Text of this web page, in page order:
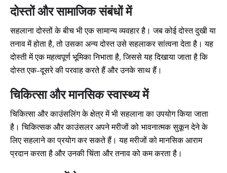
दोस्तों और सामाजिक संबंधों में
सहलाना दोस्तों के बीच भी एक सामान्य व्यवहार है। जब कोई दोस्त दुखी या
तनाव में होता है, तो उसका अन्य दोस्त उसे सहलाकर सांत्वना देता है। यह
दोस्ती में एक महत्वपूर्ण भूमिका निभाता है, जिससे यह दिखाया जाता है कि
दोस्त एक-दूसरे की परवाह करते हैं और उनके साथ हैं।
चिकित्सा और मानसिक स्वास्थ्य में
चिकित्सा और काउंसलिंग के क्षेत्र में भी सहलाना का उपयोग किया जाता
है। चिकित्सक और काउंसलर अपने मरीजों को भावनात्मक सुकून देने के
लिए सहलाने का प्रयोग कर सकते हैं। यह मरीजों को मानसिक आराम
प्रदान करता है और उनकी चिंता और तनाव को कम करता है।